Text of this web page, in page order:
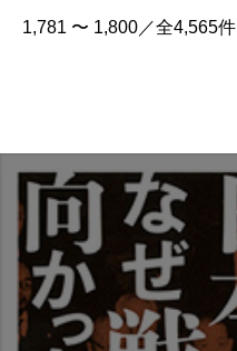
1,781 〜 1,800／全4,565件